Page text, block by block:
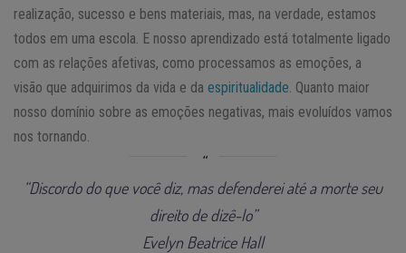
realização, sucesso e bens materiais, mas, na verdade, estamos
todos em uma escola. E nosso aprendizado está totalmente ligado
com as relações afetivas, como processamos as emoções, a
visão que adquirimos da vida e da espiritualidade . Quanto maior
nosso domínio sobre as emoções negativas, mais evoluídos vamos
nos tornando.
“Discordo do que você diz, mas defenderei até a morte seu
direito de dizê-lo”
Evelyn Beatrice Hall